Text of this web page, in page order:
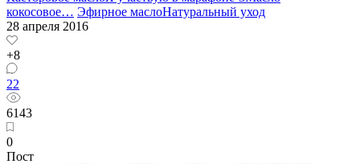
кокосовое… Эфирное маслоНатуральный уход
28 апреля 2016
+8
22
6143
0
Пост